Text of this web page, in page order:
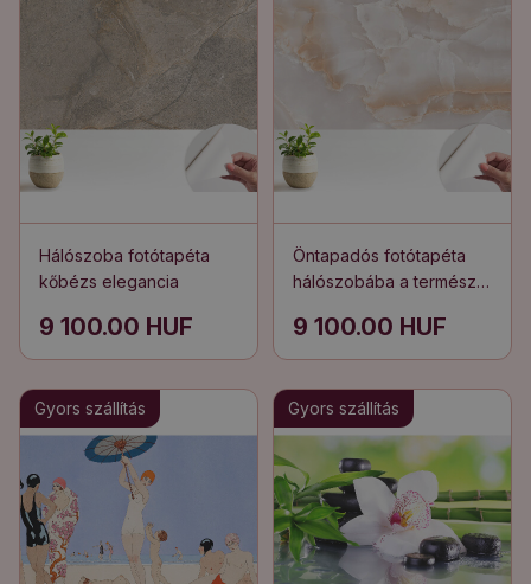
Hálószoba fotótapéta
kőbézs elegancia
9 100.00 HUF
Öntapadós fotótapéta
hálószobába a természet
9 100.00 HUF
Gyors szállítás Gyors szállítás